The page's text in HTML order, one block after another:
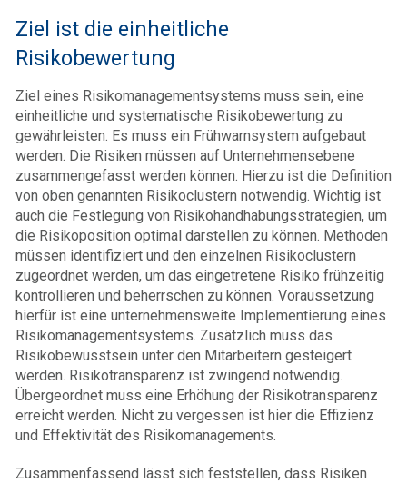
Ziel ist die einheitliche
Risikobewertung
Ziel eines Risikomanagementsystems muss sein, eine
einheitliche und systematische Risikobewertung zu
gewährleisten. Es muss ein Frühwarnsystem aufgebaut
werden. Die Risiken müssen auf Unternehmensebene
zusammengefasst werden können. Hierzu ist die Definition
von oben genannten Risikoclustern notwendig. Wichtig ist
auch die Festlegung von Risikohandhabungsstrategien, um
die Risikoposition optimal darstellen zu können. Methoden
müssen identifiziert und den einzelnen Risikoclustern
zugeordnet werden, um das eingetretene Risiko frühzeitig
kontrollieren und beherrschen zu können. Voraussetzung
hierfür ist eine unternehmensweite Implementierung eines
Risikomanagementsystems. Zusätzlich muss das
Risikobewusstsein unter den Mitarbeitern gesteigert
werden. Risikotransparenz ist zwingend notwendig.
Übergeordnet muss eine Erhöhung der Risikotransparenz
erreicht werden. Nicht zu vergessen ist hier die Effizienz
und Effektivität des Risikomanagements.
Zusammenfassend lässt sich feststellen, dass Risiken